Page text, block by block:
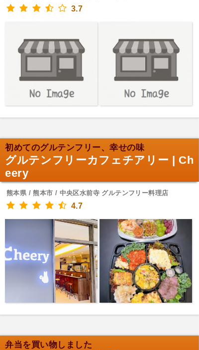
3.7
初めてのグルテンフリー、幸せの味
グルテンフリーカフェチアリー | Ch
eery
熊本県 / 熊本市 / 中央区水前寺 グルテンフリー料理店
4.7
弁当を買い物しました